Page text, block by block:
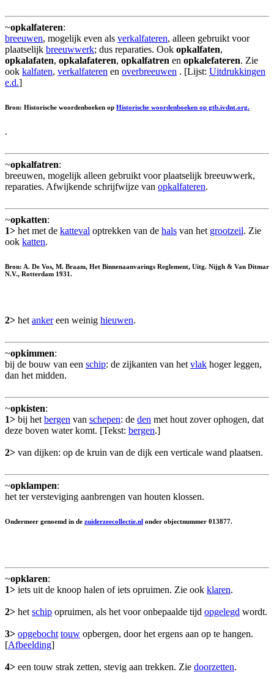
~opkalfateren:
breeuwen, mogelijk even als verkalfateren, alleen gebruikt voor
plaatselijk breeuwwerk; dus reparaties. Ook opkalfaten,
opkalafaten, opkalafateren, opkalfatren en opkalefateren. Zie
ook kalfaten, verkalfateren en overbreeuwen . [Lijst: Uitdrukkingen
e.d.]
Bron: Historische woordenboeken op Historische woordenboeken op gtb.ivdnt.org.
.
~opkalfatren:
breeuwen, mogelijk alleen gebruikt voor plaatselijk breeuwwerk,
reparaties. Afwijkende schrijfwijze van opkalfateren.
~opkatten:
1> het met de katteval optrekken van de hals van het grootzeil. Zie
ook katten.
Bron: A. De Vos, M. Braam, Het Binnenaanvarings Reglement, Uitg. Nijgh & Van Ditmar
N.V., Rotterdam 1931.
2> het ankereen weinig hieuwen.
~opkimmen:
bij de bouw van een schip: de zijkanten van het vlak hoger leggen,
dan het midden.
~opkisten:
1> bij het bergen van schepen: de den met hout zover ophogen, dat
deze boven water komt. [Tekst: bergen.]
2> van dijken: op de kruin van de dijk een verticale wand plaatsen.
~opklampen:
het ter versteviging aanbrengen van houten klossen.
Ondermeer genoemd in de zuiderzeecollectie.nl onder objectnummer 013877.
~opklaren:
1> iets uit de knoop halen of iets opruimen. Zie ook klaren.
2> het schip opruimen, als het voor onbepaalde tijd opgelegd wordt.
3> opgebocht touw opbergen, door het ergens aan op te hangen.
[Afbeelding]
4> een touw strak zetten, stevig aan trekken. Zie doorzetten.